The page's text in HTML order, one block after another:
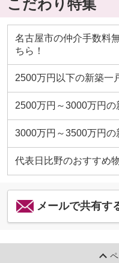
こだわり特集
名古屋市の仲介手数料
ちら！
2500万円以下の新築一
2500万円～3000万円
3000万円～3500万円
代表日比野のおすすめ
メールで共有す